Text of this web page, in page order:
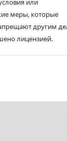
или
меры, которые
другим
лицензией.